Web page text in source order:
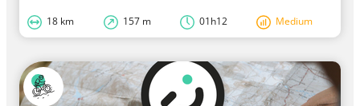
18 km 157 m 01h12 Medium